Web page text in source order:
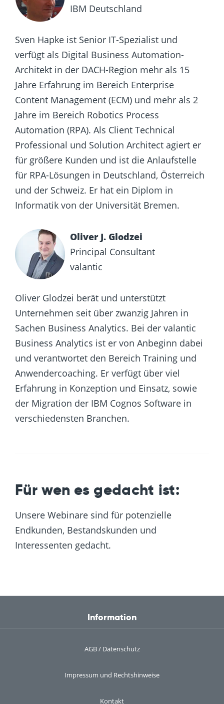
IBM Deutschland
Sven Hapke ist Senior IT-Spezialist und
verfügt als Digital Business Automation-
Architekt in der DACH-Region mehr als 15
Jahre Erfahrung im Bereich Enterprise
Content Management (ECM) und mehr als 2
Jahre im Bereich Robotics Process
Automation (RPA). Als Client Technical
Professional und Solution Architect agiert er
für größere Kunden und ist die Anlaufstelle
für RPA-Lösungen in Deutschland, Österreich
und der Schweiz. Er hat ein Diplom in
Informatik von der Universität Bremen.
Oliver J. Glodzei
Principal Consultant
valantic
Oliver Glodzei berät und unterstützt
Unternehmen seit über zwanzig Jahren in
Sachen Business Analytics. Bei der valantic
Business Analytics ist er von Anbeginn dabei
und verantwortet den Bereich Training und
Anwendercoaching. Er verfügt über viel
Erfahrung in Konzeption und Einsatz, sowie
der Migration der IBM Cognos Software in
verschiedensten Branchen.
Für wen es gedacht ist:
Unsere Webinare sind für potenzielle
Endkunden, Bestandskunden und
Interessenten gedacht.
Information
AGB / Datenschutz
Impressum und Rechtshinweise
Kontakt